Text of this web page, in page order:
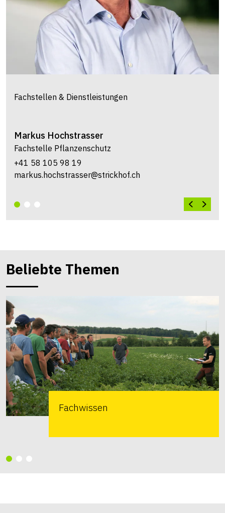
Fachstellen & Dienstleistungen
Markus Hochstrasser
Fachstelle Pflanzenschutz
+41 58 105 98 19
markus.hochstrasser@strickhof.ch
Beliebte Themen
Fachwissen